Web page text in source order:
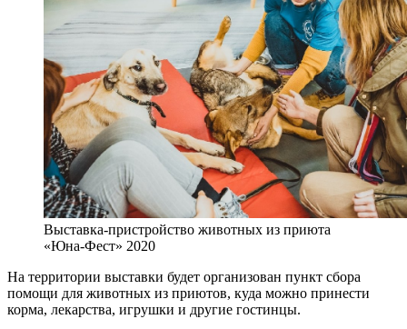
Выставка-пристройство животных из приюта
«Юна-Фест» 2020
На территории выставки будет организован пункт сбора
помощи для животных из приютов, куда можно принести
корма, лекарства, игрушки и другие гостинцы.